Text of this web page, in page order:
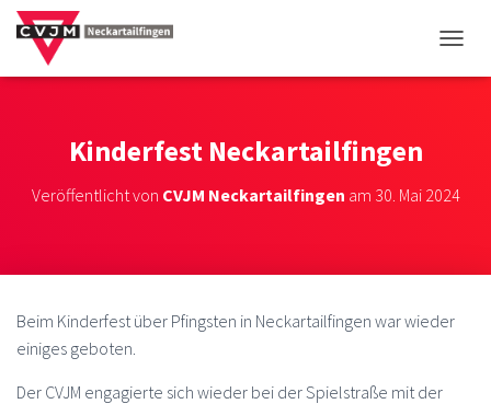
Kinderfest Neckartailfingen
Veröffentlicht von CVJM Neckartailfingen am 30. Mai 2024
Beim Kinderfest über Pfingsten in Neckartailfingen war wieder
einiges geboten.
Der CVJM engagierte sich wieder bei der Spielstraße mit der